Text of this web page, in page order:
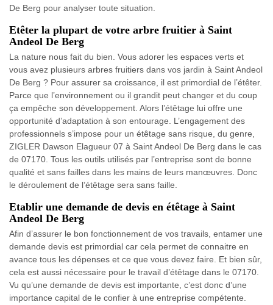
De Berg pour analyser toute situation.
Etêter la plupart de votre arbre fruitier à Saint
Andeol De Berg
La nature nous fait du bien. Vous adorer les espaces verts et
vous avez plusieurs arbres fruitiers dans vos jardin à Saint Andeol
De Berg ? Pour assurer sa croissance, il est primordial de l’étêter.
Parce que l’environnement ou il grandit peut changer et du coup
ça empêche son développement. Alors l’étêtage lui offre une
opportunité d’adaptation à son entourage. L’engagement des
professionnels s’impose pour un étêtage sans risque, du genre,
ZIGLER Dawson Elagueur 07 à Saint Andeol De Berg dans le cas
de 07170. Tous les outils utilisés par l’entreprise sont de bonne
qualité et sans failles dans les mains de leurs manœuvres. Donc
le déroulement de l’étêtage sera sans faille.
Etablir une demande de devis en étêtage à Saint
Andeol De Berg
Afin d’assurer le bon fonctionnement de vos travails, entamer une
demande devis est primordial car cela permet de connaitre en
avance tous les dépenses et ce que vous devez faire. Et bien sûr,
cela est aussi nécessaire pour le travail d’étêtage dans le 07170.
Vu qu’une demande de devis est importante, c’est donc d’une
importance capital de le confier à une entreprise compétente.